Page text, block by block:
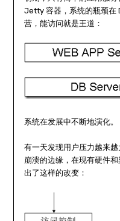
Jetty 容器，系统的瓶颈在
营，能访问就是王道：
系统在发展中不断地演化。
有一天发现用户压力越来
崩溃的边缘，在现有硬件
出了这样的改变：